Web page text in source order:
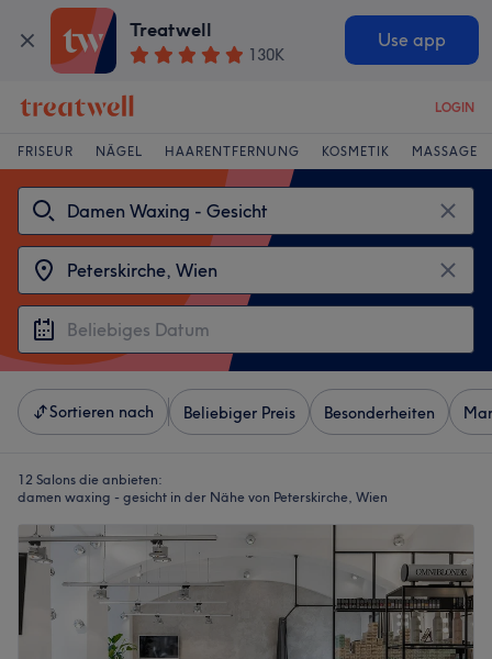
Treatwell
130K
Use app
LOGIN
FRISEUR NÄGEL HAARENTFERNUNG KOSMETIK MASSAGE
Sortieren nach Beliebiger Preis Besonderheiten
12 Salons die anbieten:
damen waxing - gesicht in der Nähe von Peterskirche, Wien